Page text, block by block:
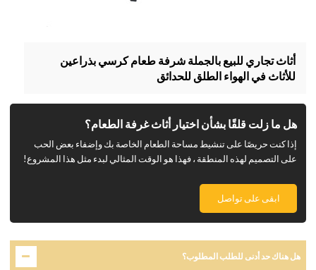
أثاث تجاري للبيع بالجملة شرفة طعام كرسي بذراعين
للأثاث في الهواء الطلق للحدائق
هل ما زلت قلقًا بشأن اختيار أثاث غرفة الطعام؟
إذا كنت حريصًا على تنشيط مساحة الطعام الخاصة بك وإضفاء بعض الحب
على التصميم لهذه المنطقة ، فهذا هو الوقت المثالي لبدء مثل هذا المشروع!
ابقى على تواصل
هل هناك حد أدنى للطلب المطلوب؟